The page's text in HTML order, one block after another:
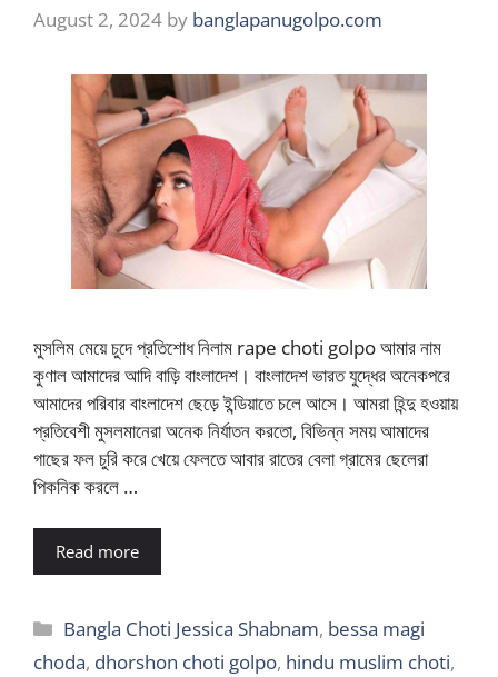
August 2, 2024 by banglapanugolpo.com
মুসলিম মেয়ে চুদে প্রতিশোধ নিলাম rape choti golpo আমার নাম
কুণাল আমাদের আদি বাড়ি বাংলাদেশ। বাংলাদেশ ভারত যুদ্ধের অনেকপরে
আমাদের পরিবার বাংলাদেশ ছেড়ে ইন্ডিয়াতে চলে আসে। আমরা হিন্দু হওয়ায়
প্রতিবেশী মুসলমানেরা অনেক নির্যাতন করতো, বিভিন্ন সময় আমাদের
গাছের ফল চুরি করে খেয়ে ফেলতে আবার রাতের বেলা গ্রামের ছেলেরা
পিকনিক করলে …
Read more
Categories
Bangla Choti Jessica Shabnam, bessa magi
choda, dhorshon choti golpo, hindu muslim choti,